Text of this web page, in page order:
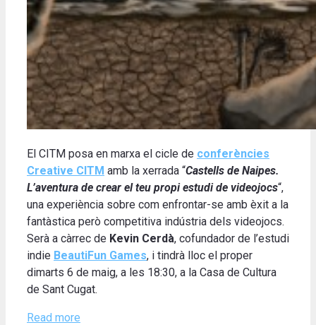
El CITM posa en marxa el cicle de conferències
Creative CITM amb la xerrada “Castells de Naipes.
L’aventura de crear el teu propi estudi de videojocs“,
una experiència sobre com enfrontar-se amb èxit a la
fantàstica però competitiva indústria dels videojocs.
Serà a càrrec de Kevin Cerdà, cofundador de l’estudi
indie BeautiFun Games, i tindrà lloc el proper
dimarts 6 de maig, a les 18:30, a la Casa de Cultura
de Sant Cugat.
Read more